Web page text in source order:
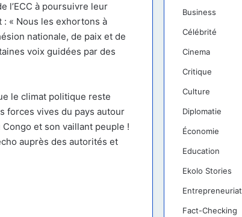
l’ECC à poursuivre leur
« Nous les exhortons à
nationale, de paix et de
voix guidées par des
le climat politique reste
forces vives du pays autour
et son vaillant peuple !
auprès des autorités et
Business
Célébrité
Cinema
Critique
Culture
Diplomatie
Économie
Education
Ekolo Stories
Entrepreneuriat
Fact-Checking